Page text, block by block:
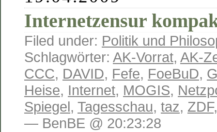
Internetzensur
Filed under: Politik und
Schlagwörter: AK-Vorrat, AK-
CCC, DAVID, Fefe, FoeBuD,
Heise, Internet, MOGIS,
Spiegel, Tagesschau, taz, ZDF
— BenBE @ 20:23:28